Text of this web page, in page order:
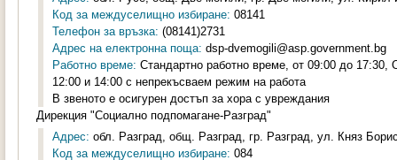
Код за междуселищно избиране: 08141
Телефон за връзка: (08141)2731
Адрес на електронна поща: dsp-dvemogili@asp.government.bg
Работно време: Стандартно работно време, от 09:00 до
12:00 и 14:00 с непрекъсваем режим на работа
В звеното е осигурен достъп за хора с увреждания
Дирекция "Социално подпомагане-Разград"
Адрес: обл. Разград, общ. Разград, гр. Разград, ул. Княз
Код за междуселищно избиране: 084